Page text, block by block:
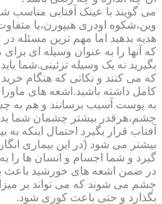
می گویند با عینک آفتابی مناسب
وین،شکوه اودری هیپورن،یا
هدیه بدهید اما مهم ترین مسئله
که آنها را به عنوان وسیله ای
بگیرید نه یک وسیله تزئینی.شما
که می کنند و نکاتی که هنگام خرید
کامل داشته باشید.اشعه های
به پوست آسیب برسانند و هم به
چشم،هرقدر بیشتر چشمان شما
آفتاب قرار بگیرد احتمال اینکه به
بیشتر می شود (در این بیماری
گیرد و شما اجسام و انسان ها را
در ضمن اشعه های خورشید باعث
چشم می شوند که می تواند بر
بگذارد و حتی باعث کوری شود.